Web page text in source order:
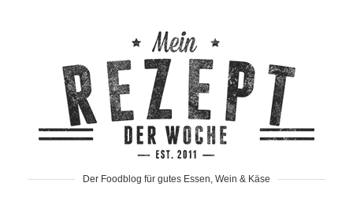
Der Foodblog für gutes Essen, Wein & Käse